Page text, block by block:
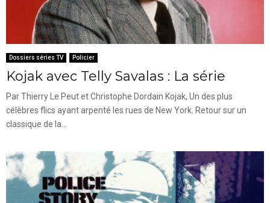
Dossiers séries TV Policier
Kojak avec Telly Savalas : La série
Par Thierry Le Peut et Christophe Dordain Kojak, Un des plus
célèbres flics ayant arpenté les rues de New York. Retour sur un
classique de la...